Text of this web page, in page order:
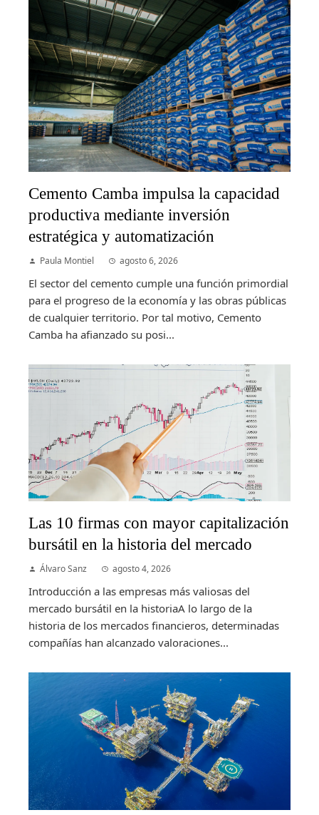
Cemento Camba impulsa la capacidad
productiva mediante inversión
estratégica y automatización
Paula Montiel agosto 6, 2026
El sector del cemento cumple una función primordial
para el progreso de la economía y las obras públicas
de cualquier territorio. Por tal motivo, Cemento
Camba ha afianzado su posi...
Las 10 firmas con mayor capitalización
bursátil en la historia del mercado
Álvaro Sanz agosto 4, 2026
Introducción a las empresas más valiosas del
mercado bursátil en la historiaA lo largo de la
historia de los mercados financieros, determinadas
compañías han alcanzado valoraciones...